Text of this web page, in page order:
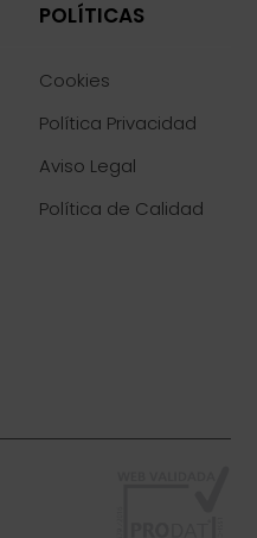
POLÍTICAS
Cookies
Política Privacidad
Aviso Legal
Política de Calidad